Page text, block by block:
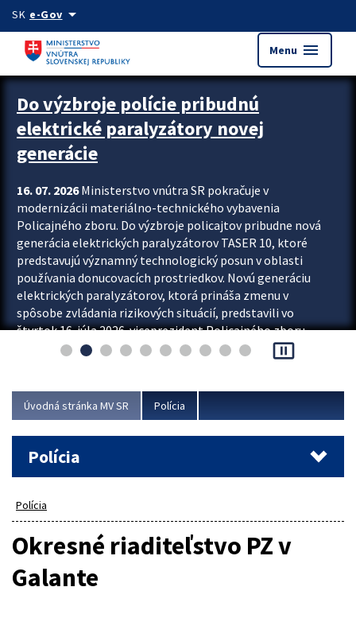
Preskocit na hlavný obsah
SK e-Govarrow_drop_down
Menu menu
Zastavit automatický posun upútavok
Do výzbroje polície pribudnú
elektrické paralyzátory novej
generácie
16. 07. 2026Ministerstvo vnútra SR pokračuje v
modernizácii materiálno-technického vybavenia
Policajného zboru. Do výzbroje policajtov pribudne nová
generácia elektrických paralyzátorov TASER 10, ktoré
predstavujú významný technologický posun v oblasti
používania donucovacích prostriedkov. Novú generáciu
elektrických paralyzátorov, ktorá prináša zmenu v
spôsobe zvládania rizikových situácií, predstavili vo
štvrtok 16. júla 2026 viceprezident Policajného zboru
Rastislav Polakovič a riaditeľ odboru výcviku...
pause_presentation
Úvodná stránka MV SR Polícia
Polícia
Polícia
Okresné riaditeľstvo PZ v
Galante